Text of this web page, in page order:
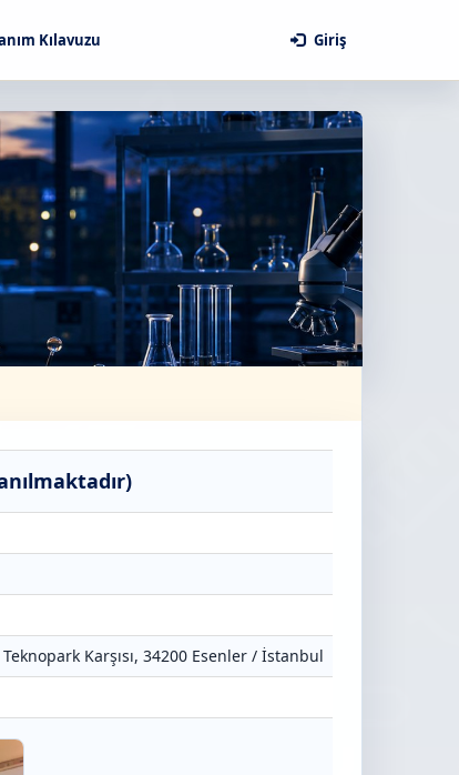
Kılavuzu Giriş
Karşısı, 34200 Esenler / İstanbul